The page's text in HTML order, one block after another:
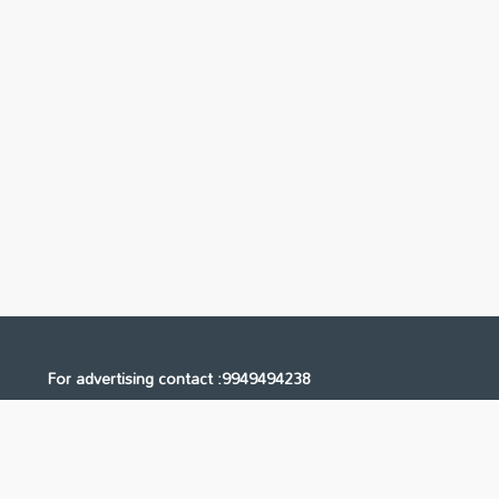
For advertising contact :9949494238
Email: digital@ntvnetwork.com